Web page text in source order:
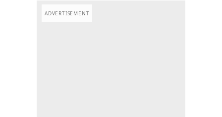
ADVERTISEMENT